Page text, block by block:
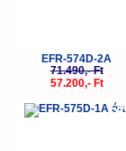
EFR-574D-2A
71.490,- Ft
57.200,- Ft
-